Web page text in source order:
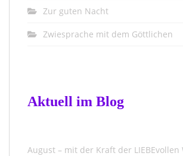
Zur guten Nacht
Zwiesprache mit dem Göttlichen
Aktuell im Blog
August – mit der Kraft der LIEBEvollen